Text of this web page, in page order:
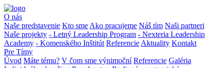
O nás
Naše predstavenie Kto sme Ako pracujeme Náš tím Naši partneri
Naše projekty - Letný Leadership Program - Nexteria Leadership
Academy - Komenského Inštitút Referencie Aktuality Kontakt
Pre Tímy
Úvod Máte tému? V čom sme výnimoční Referencie Galéria